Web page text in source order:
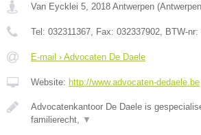
Van Eycklei 5 2018 Antwerpen (Antwerpen
Tel: 032311367 , Fax: 032337902 , BTW-nr:
E-mail › Advocaten De Daele
Website: http://www.advocaten-dedaele.be
Advocatenkantoor De Daele is
familierecht,
▼